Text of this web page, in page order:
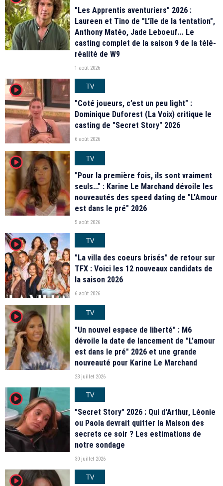
"Les Apprentis aventuriers" 2026 :
Laureen et Tino de "L'île de la tentation",
Anthony Matéo, Jade Leboeuf... Le
casting complet de la saison 9 de la télé-
réalité de W9
1 août 2026
player2
TV
"Coté joueurs, c’est un peu light" :
Dominique Duforest (La Voix) critique le
casting de "Secret Story" 2026
6 août 2026
player2
TV
"Pour la première fois, ils sont vraiment
seuls…" : Karine Le Marchand dévoile les
nouveautés des speed dating de "L'Amour
est dans le pré" 2026
5 août 2026
player2
TV
"La villa des coeurs brisés" de retour sur
TFX : Voici les 12 nouveaux candidats de
la saison 2026
6 août 2026
player2
TV
"Un nouvel espace de liberté" : M6
dévoile la date de lancement de "L'amour
est dans le pré" 2026 et une grande
nouveauté pour Karine Le Marchand
28 juillet 2026
player2
TV
"Secret Story" 2026 : Qui d'Arthur, Léonie
ou Paola devrait quitter la Maison des
secrets ce soir ? Les estimations de
notre sondage
30 juillet 2026
player2 TV